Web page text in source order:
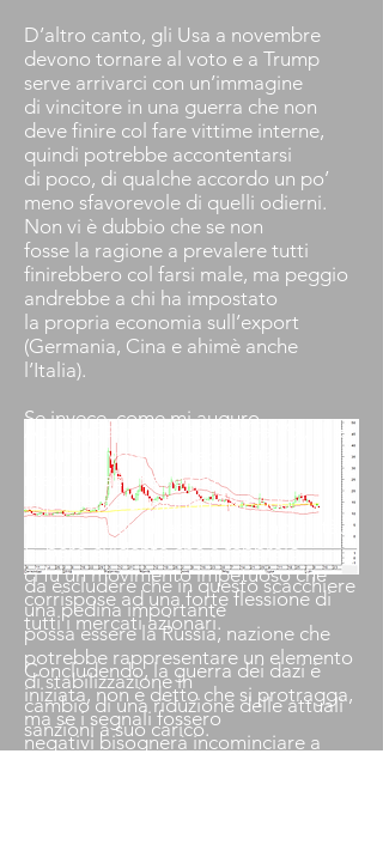
D’altro canto, gli Usa a novembre
devono tornare al voto e a Trump
serve arrivarci con un’immagine
di vincitore in una guerra che non
deve finire col fare vittime interne,
quindi potrebbe accontentarsi
di poco, di qualche accordo un po’
meno sfavorevole di quelli odierni.
Non vi è dubbio che se non
fosse la ragione a prevalere tutti
finirebbero col farsi male, ma peggio
andrebbe a chi ha impostato
la propria economia sull’export
(Germania, Cina e ahimè anche
l’Italia).
Se invece, come mi auguro,
cominciassero ad intensificarsi gli
incontri fra Usa-Cina, Cina-Germania,
Usa-Germania, vorrebbe dire che ci
stiamo muovendo verso un nuovo
periodo di distensione che
farebbe molto bene ai mercati. Non è
da escludere che in questo scacchiere
una pedina importante
possa essere la Russia, nazione che
potrebbe rappresentare un elemento
di stabilizzazione in
cambio di una riduzione delle attuali
sanzioni a suo carico.
Figura 2. Grafico S&P 500 VIX
Ad oggi, l’indice della paura Vix, che
misura la volatilità registrata sul
mercato azionario più
importante al mondo S&P 500,
riporta valori di assoluta tranquillità.
E’ però evidente che a febbraio
ci fu un movimento impetuoso che
corrispose ad una forte flessione di
tutti i mercati azionari.
Concludendo, la guerra dei dazi è
iniziata, non è detto che si protragga,
ma se i segnali fossero
negativi bisognerà incominciare a